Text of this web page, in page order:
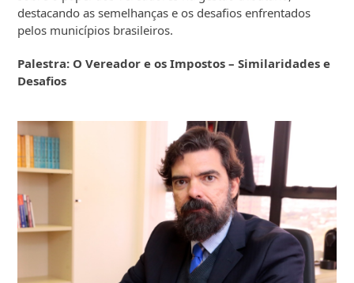
destacando as semelhanças e os desafios enfrentados
pelos municípios brasileiros.
Palestra: O Vereador e os Impostos – Similaridades e
Desafios